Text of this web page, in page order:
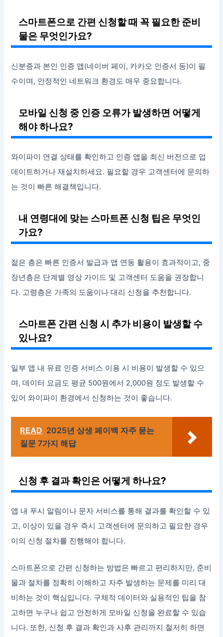
스마트폰으로 간편 신청할 때 꼭 필요한 준비
물은 무엇인가요?
신분증과 본인 인증 앱(네이버 페이, 카카오 인증서 등)이 필
수이며, 안정적인 네트워크 환경도 매우 중요합니다.
모바일 신청 중 인증 오류가 발생하면 어떻게
해야 하나요?
와이파이 연결 상태를 확인하고 인증 앱을 최신 버전으로 업
데이트하거나 재설치하세요. 필요할 경우 고객센터에 문의하
는 것이 빠른 해결책입니다.
내 연령대에 맞는 스마트폰 신청 팁은 무엇인
가요?
젊은 층은 빠른 인증서 발급과 앱 연동 활용이 효과적이고, 중
장년층은 단계별 영상 가이드 및 고객센터 도움을 권장합니
다. 고령층은 가족의 도움이나 대리 신청을 추천합니다.
스마트폰 간편 신청 시 추가 비용이 발생할 수
있나요?
일부 앱 내 유료 인증 서비스 이용 시 비용이 발생할 수 있으
며, 데이터 요금도 평균 500원에서 2,000원 정도 발생할 수
있어 와이파이 환경에서 신청하는 것이 좋습니다.
READ 2025년 상생 페이백 자주 묻는
질문 7가지 해답
신청 후 결과 확인은 어떻게 하나요?
앱 내 푸시 알림이나 문자 서비스를 통해 결과를 확인할 수 있
고, 이상이 있을 경우 즉시 고객센터에 문의하고 필요한 경우
이의 신청 절차를 진행해야 합니다.
스마트폰으로 간편 신청하는 방법은 빠르고 편리하지만, 준비
물과 절차를 정확히 이해하고 자주 발생하는 문제를 미리 대
비하는 것이 핵심입니다. 구체적 데이터와 실용적인 팁을 참
고하면 누구나 쉽고 안전하게 모바일 신청을 완료할 수 있습
니다. 또한, 신청 후 결과 확인과 사후 관리까지 철저히 하면